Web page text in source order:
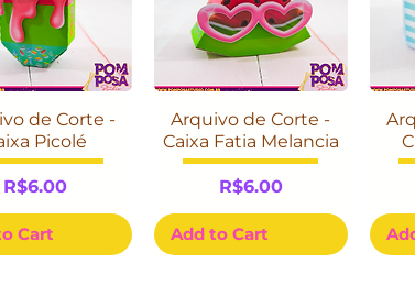
de Corte -
Picolé
Price
R$6.00
Cart
Arquivo de Corte -
Caixa Fatia Melancia
Price
R$6.00
Add to Cart